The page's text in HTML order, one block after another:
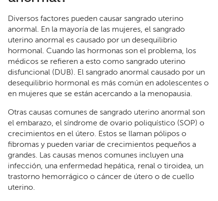
Diversos factores pueden causar sangrado uterino
anormal. En la mayoría de las mujeres, el sangrado
uterino anormal es causado por un desequilibrio
hormonal. Cuando las hormonas son el problema, los
médicos se refieren a esto como sangrado uterino
disfuncional (DUB). El sangrado anormal causado por un
desequilibrio hormonal es más común en adolescentes o
en mujeres que se están acercando a la menopausia.
Otras causas comunes de sangrado uterino anormal son
el embarazo, el síndrome de ovario poliquístico (SOP) o
crecimientos en el útero. Estos se llaman pólipos o
fibromas y pueden variar de crecimientos pequeños a
grandes. Las causas menos comunes incluyen una
infección, una enfermedad hepática, renal o tiroidea, un
trastorno hemorrágico o cáncer de útero o de cuello
uterino.